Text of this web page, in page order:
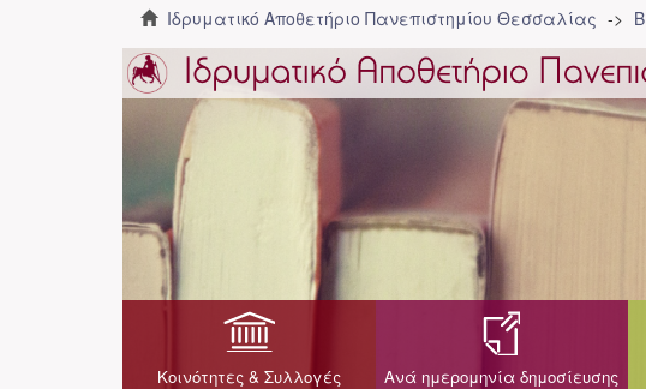
Ιδρυματικό Αποθετήριο Πανεπιστημίου Θεσσαλίας
Κοινότητες & Συλλογές Ανά ημερομηνία δημοσίευσης